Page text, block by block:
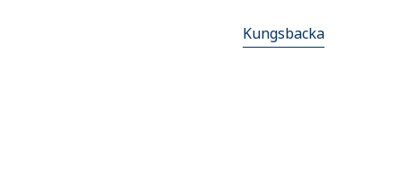
Kungsbacka